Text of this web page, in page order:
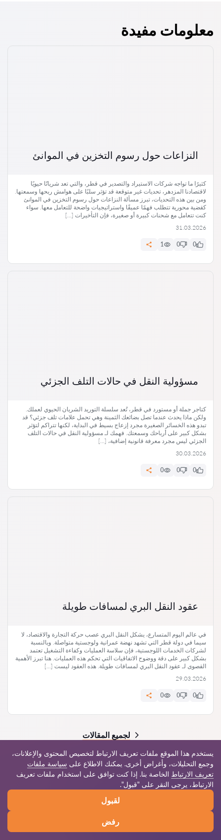
معلومات مفيدة
النزاعات حول رسوم التخزين في الموانئ
كثيرًا ما تواجه شركات الاستيراد والتصدير في قطر، والتي تعد شريانًا حيويًا
لاقتصادنا المزدهر، تحديات غير متوقعة قد تؤثر سلبًا على هوامش ربحها وسمعتها.
ومن بين هذه التحديات، تبرز مسألة النزاعات حول رسوم التخزين في الموانئ
كقضية محورية تتطلب فهمًا عميقًا واستراتيجيات واضحة للتعامل معها. سواء
كنت تتعامل مع شحنات كبيرة أو صغيرة، فإن التأخيرات […]
31.03.2026
0
0
1
مسؤولية النقل في حالات التلف الجزئي
كتاجر جملة أو مستورد في قطر، تُعد سلسلة التوريد الشريان الحيوي لعملك.
ولكن ماذا يحدث عندما تصل بضائعك الثمينة وهي تحمل علامات تلف جزئي؟ قد
تبدو هذه الخسائر الصغيرة مجرد إزعاج بسيط في البداية، لكنها تتراكم لتؤثر
بشكل كبير على أرباحك وسمعتك. فهمك لـ مسؤولية النقل في حالات التلف
الجزئي ليس مجرد معرفة قانونية إضافية، […]
30.03.2026
0
0
0
عقود النقل البري لمسافات طويلة
في عالم اليوم المتسارع، يشكل النقل البري عصب حركة التجارة والاقتصاد، لا
سيما في دولة قطر التي تشهد نهضة عمرانية ولوجستية متواصلة. وبالنسبة
لشركات الخدمات اللوجستية، فإن سلاسة العمليات وكفاءة التشغيل تعتمد
بشكل كبير على دقة ووضوح الاتفاقيات التي تحكم هذه العمليات. هنا تبرز الأهمية
القصوى لـ عقود النقل البري لمسافات طويلة. هذه العقود ليست […]
29.03.2026
0
0
0
لجميع المقالات
© 2026 Jur-qa.com
خريطة الموقع
يستخدم هذا الموقع ملفات تعريف الارتباط لتخصيص المحتوى والإعلانات،
وجمع التحليلات، وأغراض أخرى. يمكنك الاطلاع على سياسة ملفات
تعريف الارتباط الخاصة بنا. إذا كنت توافق على استخدام ملفات تعريف
الارتباط، يرجى النقر على "قبول".
لقبول
رفض